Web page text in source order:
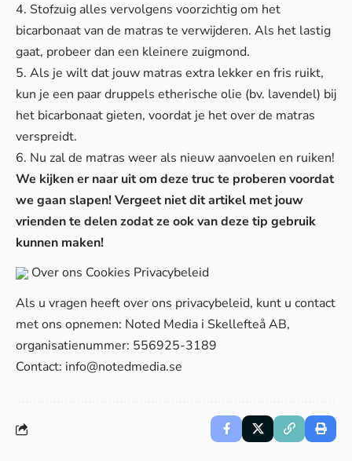
4. Stofzuig alles vervolgens voorzichtig om het
bicarbonaat van de matras te verwijderen. Als het lastig
gaat, probeer dan een kleinere zuigmond.
5. Als je wilt dat jouw matras extra lekker en fris ruikt,
kun je een paar druppels etherische olie (bv. lavendel) bij
het bicarbonaat gieten, voordat je het over de matras
verspreidt.
6. Nu zal de matras weer als nieuw aanvoelen en ruiken!
We kijken er naar uit om deze truc te proberen voordat
we gaan slapen! Vergeet niet dit artikel met jouw
vrienden te delen zodat ze ook van deze tip gebruik
kunnen maken!
Over ons Cookies Privacybeleid
Als u vragen heeft over ons privacybeleid, kunt u contact
met ons opnemen: Noted Media i Skellefteå AB,
organisatienummer: 556925-3189
Contact: info@notedmedia.se